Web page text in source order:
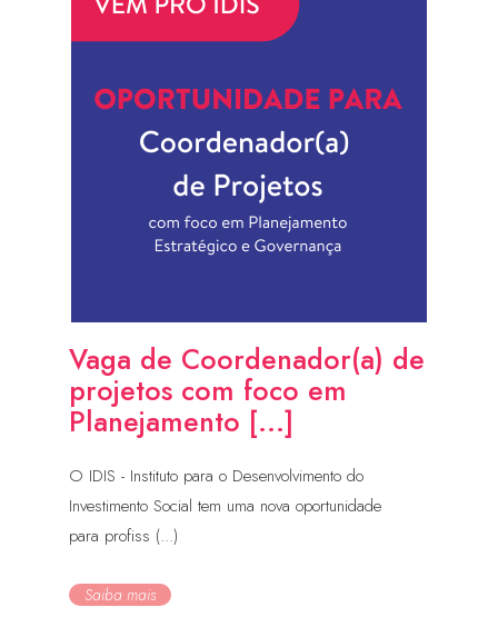
Vaga de Coordenador(a) de
projetos com foco em
Planejamento [...]
O IDIS - Instituto para o Desenvolvimento do
Investimento Social tem uma nova oportunidade
para profiss (...)
Saiba mais